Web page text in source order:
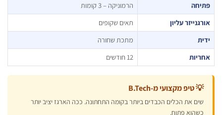
הרמוניקה – 3 קומות
עליון
תאים שקופים
מתכת שחורה
💡 טיפ מקצועי מ-B.Tech
שים את הכלים הכבדים ביותר בקומה התחתונה. ככה הארגז יציב יותר
כשהוא פתוח.